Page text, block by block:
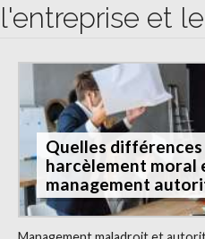
l'entreprise et
Quelles
harcèlement moral
management